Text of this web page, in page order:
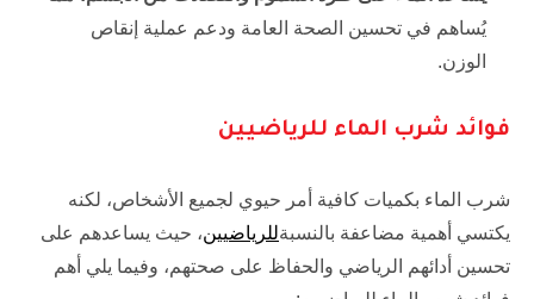
يُساهم في تحسين الصحة العامة ودعم عملية إنقاص
الوزن.
فوائد شرب الماء للرياضيين
شرب الماء بكميات كافية أمر حيوي لجميع الأشخاص، لكنه
يكتسي أهمية مضاعفة بالنسبةللرياضيين، حيث يساعدهم على
تحسين أدائهم الرياضي والحفاظ على صحتهم، وفيما يلي أهم